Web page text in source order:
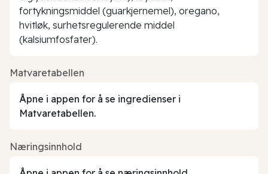
fortykningsmiddel (guarkjernemel), oregano,
hvitløk, surhetsregulerende middel
(kalsiumfosfater).
Matvaretabellen
Åpne i appen for å se ingredienser i
Matvaretabellen.
Næringsinnhold